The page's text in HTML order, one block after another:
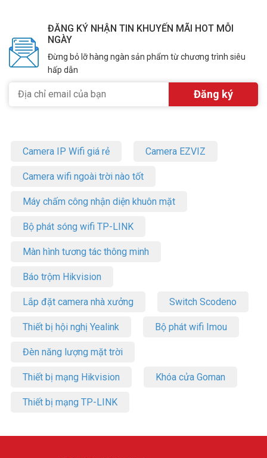
ĐĂNG KÝ NHẬN TIN KHUYẾN MÃI HOT MỖI
NGÀY
Đừng bỏ lỡ hàng ngàn sản phẩm từ chương trình siêu
hấp dẫn
Camera IP Wifi giá rẻ Camera EZVIZ
Camera wifi ngoài trời nào tốt
Máy chấm công nhận diện khuôn mặt
Bộ phát sóng wifi TP-LINK
Màn hình tương tác thông minh
Báo trộm Hikvision
Lắp đặt camera nhà xưởng Switch Scodeno
Thiết bị hội nghị Yealink Bộ phát wifi Imou
Đèn năng lượng mặt trời
Thiết bị mạng Hikvision Khóa cửa Goman
Thiết bị mạng TP-LINK